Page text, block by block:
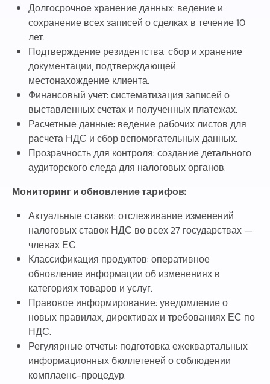
Долгосрочное хранение данных: ведение и
сохранение всех записей о сделках в течение 10
лет.
Подтверждение резидентства: сбор и хранение
документации, подтверждающей
местонахождение клиента.
Финансовый учет: систематизация записей о
выставленных счетах и полученных платежах.
Расчетные данные: ведение рабочих листов для
расчета НДС и сбор вспомогательных данных.
Прозрачность для контроля: создание детального
аудиторского следа для налоговых органов.
Мониторинг и обновление тарифов:
Актуальные ставки: отслеживание изменений
налоговых ставок НДС во всех 27 государствах —
членах ЕС.
Классификация продуктов: оперативное
обновление информации об изменениях в
категориях товаров и услуг.
Правовое информирование: уведомление о
новых правилах, директивах и требованиях ЕС по
НДС.
Регулярные отчеты: подготовка ежеквартальных
информационных бюллетеней о соблюдении
комплаенс-процедур.